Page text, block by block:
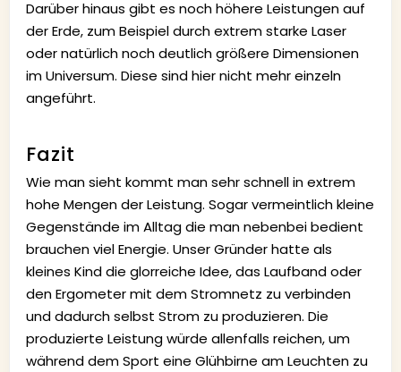
Darüber hinaus gibt es noch höhere Leistungen auf
der Erde, zum Beispiel durch extrem starke Laser
oder natürlich noch deutlich größere Dimensionen
im Universum. Diese sind hier nicht mehr einzeln
angeführt.
Fazit
Wie man sieht kommt man sehr schnell in extrem
hohe Mengen der Leistung. Sogar vermeintlich kleine
Gegenstände im Alltag die man nebenbei bedient
brauchen viel Energie. Unser Gründer hatte als
kleines Kind die glorreiche Idee, das Laufband oder
den Ergometer mit dem Stromnetz zu verbinden
und dadurch selbst Strom zu produzieren. Die
produzierte Leistung würde allenfalls reichen, um
während dem Sport eine Glühbirne am Leuchten zu